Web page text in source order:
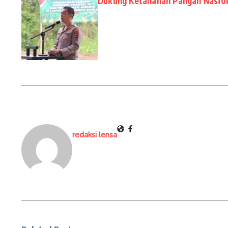
redaksi lensa